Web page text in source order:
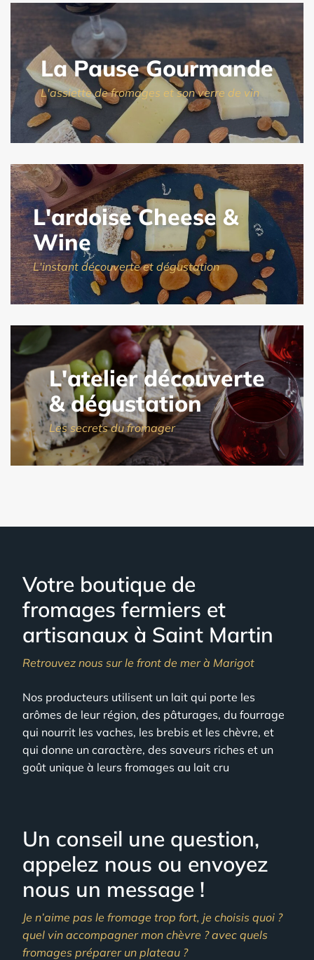
La Pause Gourmande
L'assiette de fromages et son verre de vin
L'ardoise Cheese &
Wine
L'instant découverte et dégustation
L'atelier découverte
& dégustation
Les secrets du fromager
Votre boutique de
fromages fermiers et
artisanaux à Saint Martin
Retrouvez nous sur le front de mer à Marigot
Nos producteurs utilisent un lait qui porte les
arômes de leur région, des pâturages, du fourrage
qui nourrit les vaches, les brebis et les chèvre, et
qui donne un caractère, des saveurs riches et un
goût unique à leurs fromages au lait cru
Un conseil une question,
appelez nous ou envoyez
nous un message !
Je n’aime pas le fromage trop fort, je choisis quoi ?
quel vin accompagner mon chèvre ? avec quels
fromages préparer un plateau ?